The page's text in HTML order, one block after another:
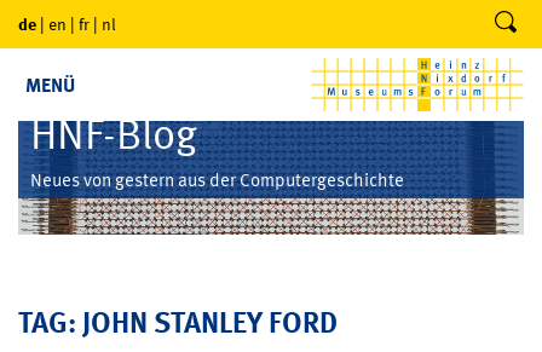
de | en | fr | nl
MENÜ
HNF-Blog
Neues von gestern aus der Computergeschichte
TAG: JOHN STANLEY FORD